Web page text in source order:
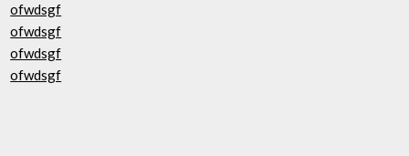
ofwdsgf
ofwdsgf
ofwdsgf
ofwdsgf